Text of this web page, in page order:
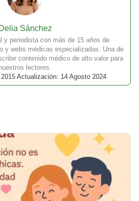
Delia Sánchez
y periodista con más de 15 años de
y webs médicas especializadas. Una de
contenido médico de alto valor para
lectores.
Actualización: 14 Agosto 2024